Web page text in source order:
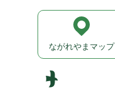
ながれやまマップ